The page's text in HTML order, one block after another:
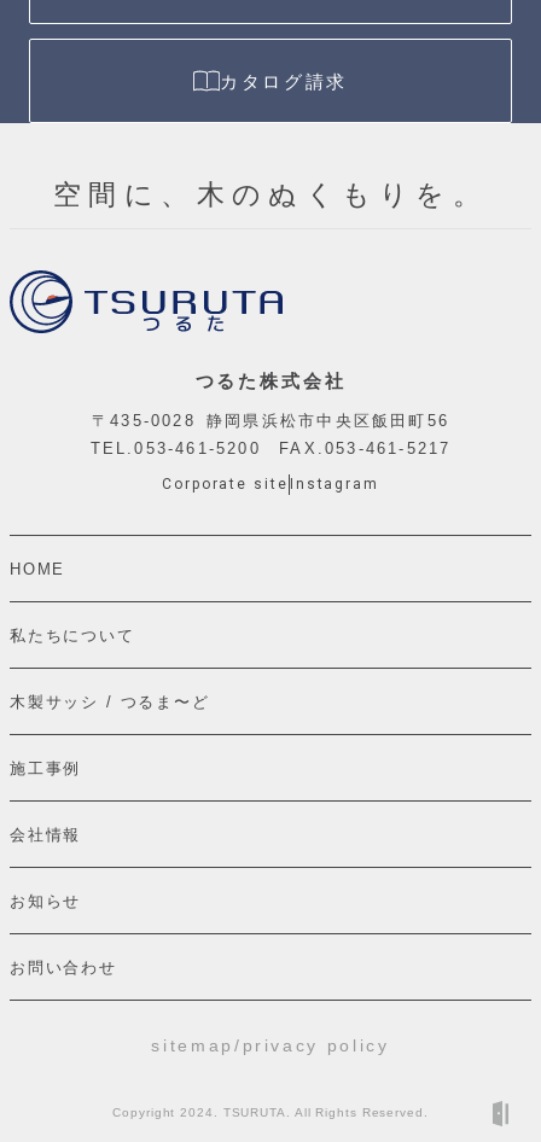
カタログ請求
空間に、木のぬくもりを。
つるた株式会社
〒435-0028 静岡県浜松市中央区飯田町56
TEL.053-461-5200 FAX.053-461-5217
Corporate site Instagram
HOME
私たちについて
木製サッシ / つるま〜ど
施工事例
会社情報
お知らせ
お問い合わせ
sitemap privacy policy
Copyright 2024. TSURUTA. All Rights Reserved.